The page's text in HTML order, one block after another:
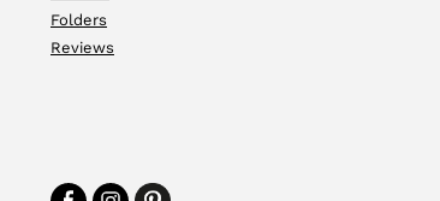
Folders
Reviews